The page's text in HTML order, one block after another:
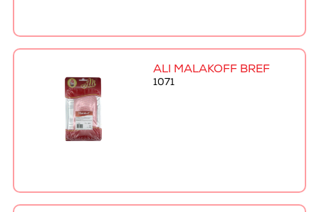
ALI MALAKOFF BRÉF
1071